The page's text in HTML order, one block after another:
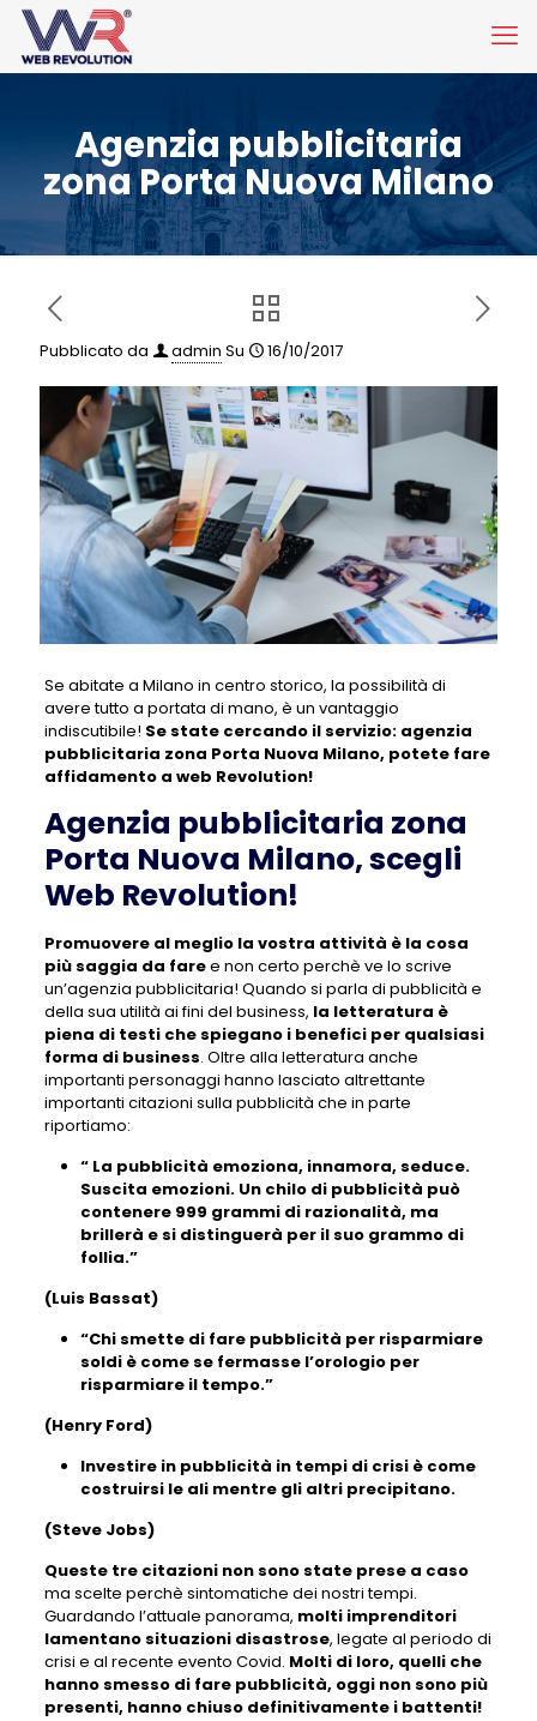
Agenzia pubblicitaria
zona Porta Nuova Milano
Pubblicato da admin Su 16/10/2017
Se abitate a Milano in centro storico, la possibilità di
avere tutto a portata di mano, è un vantaggio
indiscutibile! Se state cercando il servizio: agenzia
pubblicitaria zona Porta Nuova Milano, potete fare
affidamento a web Revolution!
Agenzia pubblicitaria zona
Porta Nuova Milano, scegli
Web Revolution!
Promuovere al meglio la vostra attività è la cosa
più saggia da faree non certo perchè ve lo scrive
un’agenzia pubblicitaria! Quando si parla di pubblicità e
della sua utilità ai fini del business, la letteratura è
piena di testi che spiegano i benefici per qualsiasi
forma di business. Oltre alla letteratura anche
importanti personaggi hanno lasciato altrettante
importanti citazioni sulla pubblicità che in parte
riportiamo:
“ La pubblicità emoziona, innamora, seduce.
Suscita emozioni. Un chilo di pubblicità può
contenere 999 grammi di razionalità, ma
brillerà e si distinguerà per il suo grammo di
follia.”
(Luis Bassat)
“Chi smette di fare pubblicità per risparmiare
soldi è come se fermasse l’orologio per
risparmiare il tempo.”
(Henry Ford)
Investire in pubblicità in tempi di crisi è come
costruirsi le ali mentre gli altri precipitano.
(Steve Jobs)
Queste tre citazioni non sono state prese a caso
ma scelte perchè sintomatiche dei nostri tempi.
Guardando l’attuale panorama, molti imprenditori
lamentano situazioni disastrose, legate al periodo di
crisi e al recente evento Covid. Molti di loro, quelli che
hanno smesso di fare pubblicità, oggi non sono più
presenti, hanno chiuso definitivamente i battenti!